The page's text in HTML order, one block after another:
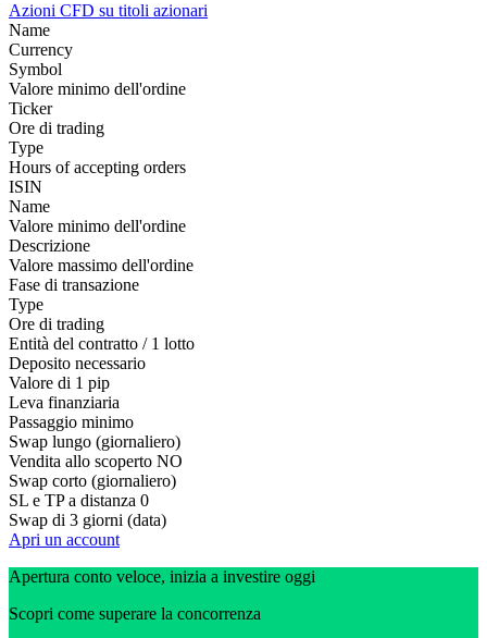
Azioni CFD su titoli azionari
Name
Currency
Symbol
Valore minimo dell'ordine
Ticker
Ore di trading
Type
Hours of accepting orders
ISIN
Name
Valore minimo dell'ordine
Descrizione
Valore massimo dell'ordine
Fase di transazione
Type
Ore di trading
Entità del contratto / 1 lotto
Deposito necessario
Valore di 1 pip
Leva finanziaria
Passaggio minimo
Swap lungo (giornaliero)
Vendita allo scoperto NO
Swap corto (giornaliero)
SL e TP a distanza 0
Swap di 3 giorni (data)
Apri un account
Apertura conto veloce, inizia a investire oggi
Scopri come superare la concorrenza